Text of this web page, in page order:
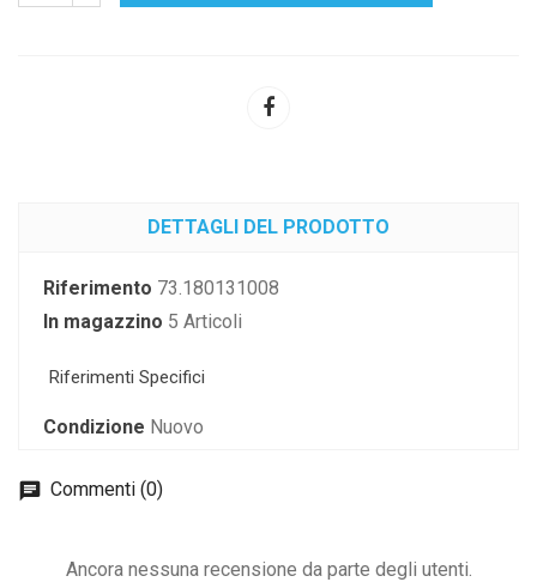
DETTAGLI DEL PRODOTTO
Riferimento 73.180131008
In magazzino 5 Articoli
Riferimenti Specifici
Condizione Nuovo
Commenti (0)
Ancora nessuna recensione da parte degli utenti.